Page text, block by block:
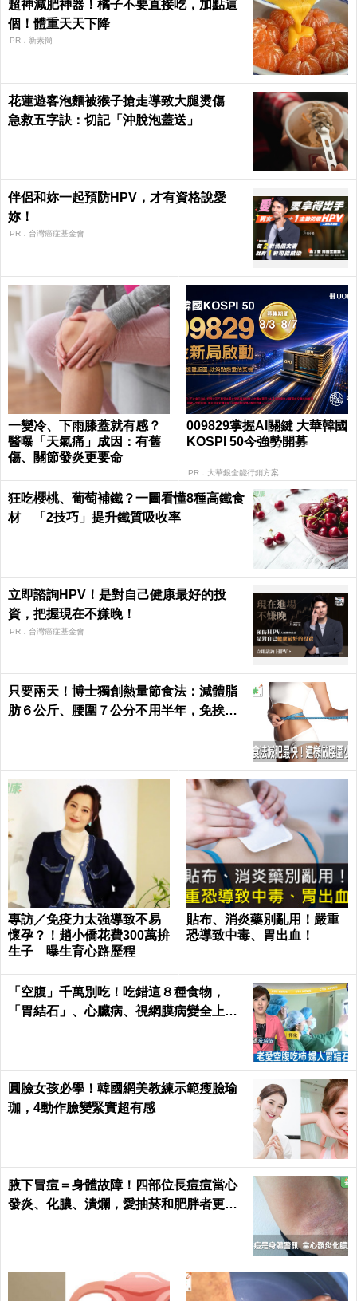
超神減肥神器！橘子不要直接吃，加點這
個！體重天天下降
PR．新素簡
花蓮遊客泡麵被猴子搶走導致大腿燙傷
急救五字訣：切記「沖脫泡蓋送」
伴侶和妳一起預防HPV，才有資格說愛
妳！
PR．台灣癌症基金會
一變冷、下雨膝蓋就有感？
醫曝「天氣痛」成因：有舊
傷、關節發炎更要命
009829掌握AI關鍵 大華韓國
KOSPI 50今強勢開募
PR．大華銀全能行銷方案
狂吃櫻桃、葡萄補鐵？一圖看懂8種高鐵食
材 「2技巧」提升鐵質吸收率
立即諮詢HPV！是對自己健康最好的投
資，把握現在不嫌晚！
PR．台灣癌症基金會
只要兩天！博士獨創熱量節食法：減體脂
肪６公斤、腰圍７公分不用半年，免挨餓
專訪／免疫力太強導致不易
懷孕？！趙小僑花費300萬拚
生子 曝生育心路歷程
貼布、消炎藥別亂用！嚴重
恐導致中毒、胃出血！
「空腹」千萬別吃！吃錯這８種食物，
「胃結石」、心臟病、視網膜病變全上身
圓臉女孩必學！韓國網美教練示範瘦臉瑜
珈，4動作臉變緊實超有感
腋下冒痘＝身體故障！四部位長痘痘當心
發炎、化膿、潰爛，愛抽菸和肥胖者更要